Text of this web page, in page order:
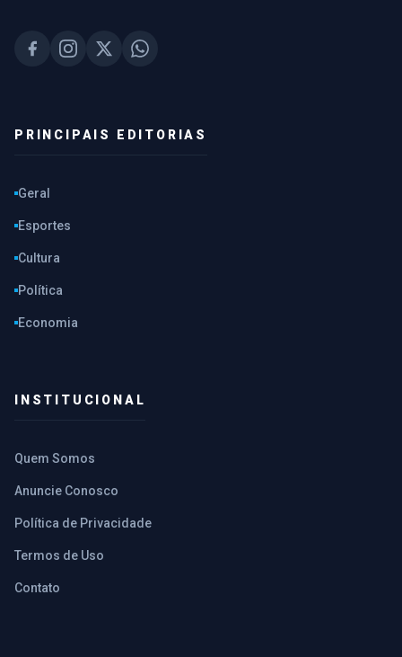
PRINCIPAIS EDITORIAS
Geral
Esportes
Cultura
Política
Economia
INSTITUCIONAL
Quem Somos
Anuncie Conosco
Política de Privacidade
Termos de Uso
Contato